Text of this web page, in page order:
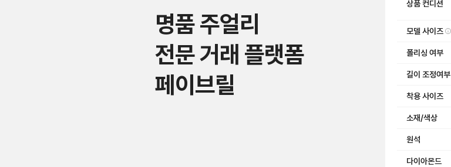
명품 주얼리
전문 거래 플랫폼
페이브릴
상품 컨디션
모델 사이즈
폴리싱 여부
길이 조정여부
착용 사이즈
소재/색상
원석
다이아몬드